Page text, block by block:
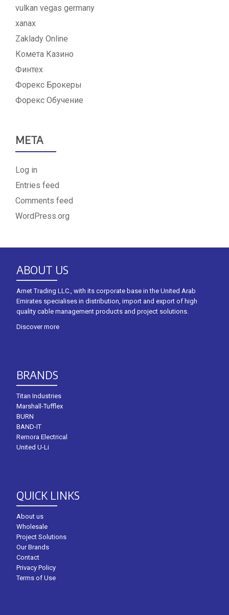
vulkan vegas germany
xanax
Zaklady Online
Комета Казино
Финтех
Форекс Брокеры
Форекс Обучение
META
Log in
Entries feed
Comments feed
WordPress.org
ABOUT US
Arnet Trading LLC., with its corporate base in the United Arab
Emirates specialises in distribution, import and export of high
quality cable management products and project solutions.
Discover more
BRANDS
Titan Industries
Marshall-Tufflex
BURN
BAND-IT
Remora Electrical
United U-Li
QUICK LINKS
About us
Wholesale
Project Solutions
Our Brands
Contact
Privacy Policy
Terms of Use